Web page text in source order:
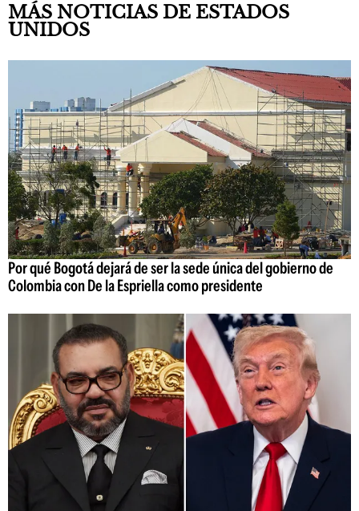
MÁS NOTICIAS DE ESTADOS
UNIDOS
Por qué Bogotá dejará de ser la sede única del gobierno de
Colombia con De la Espriella como presidente